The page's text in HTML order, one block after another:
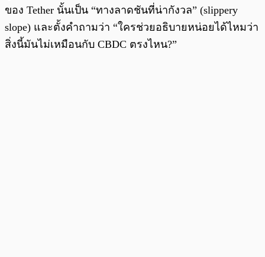
ของ Tether นั้นเป็น “ทางลาดชันที่น่ากังวล” (slippery
slope) และตั้งคำถามว่า “ใครช่วยอธิบายหน่อยได้ไหมว่า
สิ่งนี้มันไม่เหมือนกับ CBDC ตรงไหน?”